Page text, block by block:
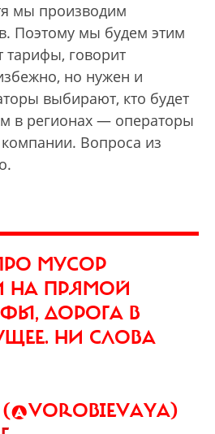
мы производим
Поэтому мы будем этим
тарифы, говорит
но нужен и
выбирают, кто будет
в регионах — операторы
Вопроса из
МУСОР
НА ПРЯМОЙ
ДОРОГА В
НИ СЛОВА